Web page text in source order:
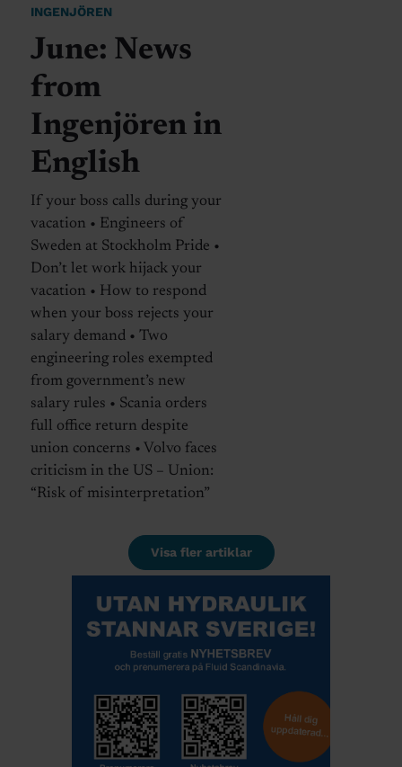
INGENJÖREN
June: News
from
Ingenjören in
English
If your boss calls during your
vacation • Engineers of
Sweden at Stockholm Pride •
Don’t let work hijack your
vacation • How to respond
when your boss rejects your
salary demand • Two
engineering roles exempted
from government’s new
salary rules • Scania orders
full office return despite
union concerns • Volvo faces
criticism in the US – Union:
“Risk of misinterpretation”
Visa fler artiklar